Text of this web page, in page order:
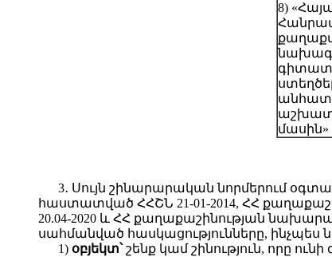
8)
մասին»
3․ Սույն շինարարական նորմերում
հաստատված ՀՀՇՆ 21-01-2014, ՀՀ
20.04-2020 և ՀՀ քաղաքաշինության
սահմանված հասկացությունները,
1) օբյեկտ՝շենք կամ շինություն, որը